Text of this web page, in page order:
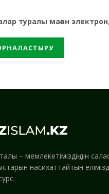
туралы маған
– мемлекетіміздің дін
насихаттайтын